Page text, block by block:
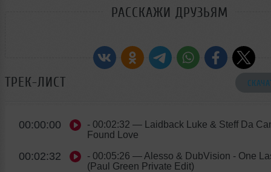
РАССКАЖИ ДРУЗЬЯМ
ТРЕК-ЛИСТ
00:00:00 - 00:02:32 — Laidback Luke & Steff Da
Found Love
00:02:32 - 00:05:26 — Alesso & DubVision - One
(Paul Green Private Edit)